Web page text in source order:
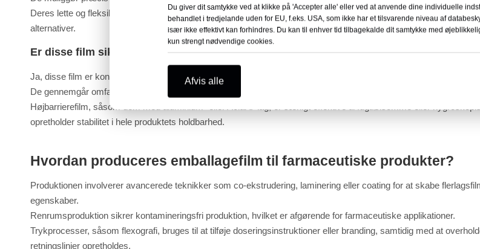
Deres lette og fleksible natur reducerer forsendelsesomkostninger og understøtter bæredygtige
alternativer.
Er disse film sikre til følsomme lægemidler?
Ja, disse film er konstrueret til at opfylde strenge sikkerheds- og lovgivningsmæssige standarder.
De gennemgår omfattende test for at sikre, at der ikke forekommer kemiske interaktioner med medicin.
Højbarrierefilm, såsom dem med aluminium- eller Aclar®-lag, er særligt effektive til fugtfølsomme eller
opretholder stabilitet i hele produktets holdbarhed.
Hvordan produceres emballagefilm til farmaceutiske produkter?
Produktionen involverer avancerede teknikker som co-ekstrudering, laminering eller coating for at skabe
egenskaber.
Renrumsproduktion sikrer kontamineringsfri produktion, hvilket er afgørende for farmaceutiske applikationer.
Trykprocesser, såsom flexografi, bruges til at tilføje doseringsinstruktioner eller branding, samtidig med at
retningslinjer opretholdes.
Du giver dit samtykke ved at klikke på 'Accepter alle' eller ved at anvende dine individuelle
behandlet i tredjelande uden for EU, f.eks. USA, som ikke har et tilsvarende niveau af
især ikke effektivt kan forhindres. Du kan til enhver tid tilbagekalde dit samtykke med
kun strengt nødvendige cookies.
Afvis alle